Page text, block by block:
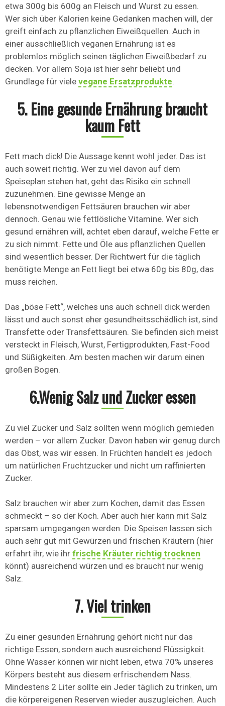
etwa 300g bis 600g an Fleisch und Wurst zu essen.
Wer sich über Kalorien keine Gedanken machen will, der
greift einfach zu pflanzlichen Eiweißquellen. Auch in
einer ausschließlich veganen Ernährung ist es
problemlos möglich seinen täglichen Eiweißbedarf zu
decken. Vor allem Soja ist hier sehr beliebt und
Grundlage für viele vegane Ersatzprodukte.
5. Eine gesunde Ernährung braucht
kaum Fett
Fett mach dick! Die Aussage kennt wohl jeder. Das ist
auch soweit richtig. Wer zu viel davon auf dem
Speiseplan stehen hat, geht das Risiko ein schnell
zuzunehmen. Eine gewisse Menge an
lebensnotwendigen Fettsäuren brauchen wir aber
dennoch. Genau wie fettlösliche Vitamine. Wer sich
gesund ernähren will, achtet eben darauf, welche Fette er
zu sich nimmt. Fette und Öle aus pflanzlichen Quellen
sind wesentlich besser. Der Richtwert für die täglich
benötigte Menge an Fett liegt bei etwa 60g bis 80g, das
muss reichen.
Das „böse Fett“, welches uns auch schnell dick werden
lässt und auch sonst eher gesundheitsschädlich ist, sind
Transfette oder Transfettsäuren. Sie befinden sich meist
versteckt in Fleisch, Wurst, Fertigprodukten, Fast-Food
und Süßigkeiten. Am besten machen wir darum einen
großen Bogen.
6.Wenig Salz und Zucker essen
Zu viel Zucker und Salz sollten wenn möglich gemieden
werden – vor allem Zucker. Davon haben wir genug durch
das Obst, was wir essen. In Früchten handelt es jedoch
um natürlichen Fruchtzucker und nicht um raffinierten
Zucker.
Salz brauchen wir aber zum Kochen, damit das Essen
schmeckt – so der Koch. Aber auch hier kann mit Salz
sparsam umgegangen werden. Die Speisen lassen sich
auch sehr gut mit Gewürzen und frischen Kräutern (hier
erfahrt ihr, wie ihr frische Kräuter richtig trocknen
könnt) ausreichend würzen und es braucht nur wenig
Salz.
7. Viel trinken
Zu einer gesunden Ernährung gehört nicht nur das
richtige Essen, sondern auch ausreichend Flüssigkeit.
Ohne Wasser können wir nicht leben, etwa 70% unseres
Körpers besteht aus diesem erfrischendem Nass.
Mindestens 2 Liter sollte ein Jeder täglich zu trinken, um
die körpereigenen Reserven wieder auszugleichen. Auch